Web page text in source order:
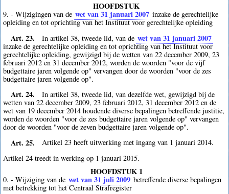
HOOFDSTUK
9. - Wijzigingen van de wet van 31 januari 2007 inzake de gerechtelijke
opleiding en tot oprichting van het Instituut voor gerechtelijke opleiding
Art. 23. In artikel 38, tweede lid, van de wet van 31 januari 2007
inzake de gerechtelijke opleiding en tot oprichting van het Instituut voor
gerechtelijke opleiding, gewijzigd bij de wetten van 22 december 2009, 23
februari 2012 en 31 december 2012, worden de woorden "voor de vijf
budgettaire jaren volgende op" vervangen door de woorden "voor de zes
budgettaire jaren volgende op".
Art. 24.
In artikel 38, tweede lid, van dezelfde wet, gewijzigd bij de
wetten van 22 december 2009, 23 februari 2012, 31 december 2012 en de
wet van 19 december 2014 houdende diverse bepalingen betreffende justitie,
worden de woorden "voor de zes budgettaire jaren volgende op" vervangen
door de woorden "voor de zeven budgettaire jaren volgende op".
Art. 25.
Artikel 23 heeft uitwerking met ingang van 1 januari 2014.
Artikel 24 treedt in werking op 1 januari 2015.
HOOFDSTUK 1
0. - Wijziging van de wet van 31 juli 2009 betreffende diverse bepalingen
met betrekking tot het Centraal Strafregister